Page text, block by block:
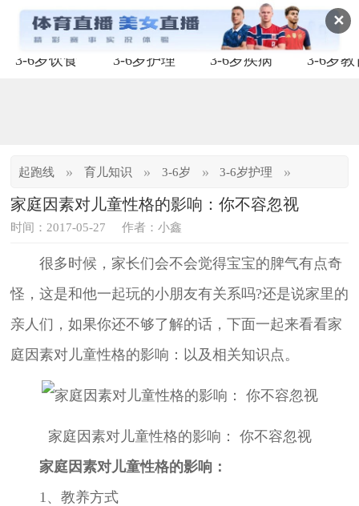
✕
3-6岁饮食 3-6岁护理 3-6岁疾病 3-6岁教
起跑线 » 育儿知识 » 3-6岁 » 3-6岁护理 »
家庭因素对儿童性格的影响：你不容忽视
时间：2017-05-27 作者：小鑫
很多时候，家长们会不会觉得宝宝的脾气有点奇
怪，这是和他一起玩的小朋友有关系吗?还是说家里的
亲人们，如果你还不够了解的话，下面一起来看看家
庭因素对儿童性格的影响：以及相关知识点。
家庭因素对儿童性格的影响： 你不容忽视
家庭因素对儿童性格的影响：
1、教养方式